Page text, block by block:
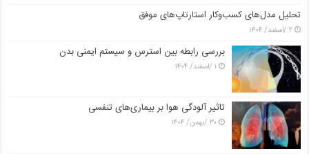
تحلیل مدل‌های کسب‌وکار استارتاپ‌های موفق
۲ /اسفند/ ۱۴۰۴
بررسی رابطه بین استرس و سیستم ایمنی بدن
۱ /اسفند/ ۱۴۰۴
تاثیر آلودگی هوا بر بیماری‌های تنفسی
۳۰ /بهمن/ ۱۴۰۴